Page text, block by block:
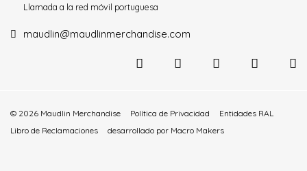
Llamada a la red móvil portuguesa
maudlin@maudlinmerchandise.com
© 2026 Maudlin Merchandise Política de Privacidad
Entidades RAL
Libro de Reclamaciones
desarrollado por Macro Makers